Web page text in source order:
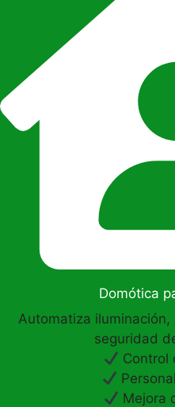
Domótica
Automatiza
seguridad
Control
Mejora